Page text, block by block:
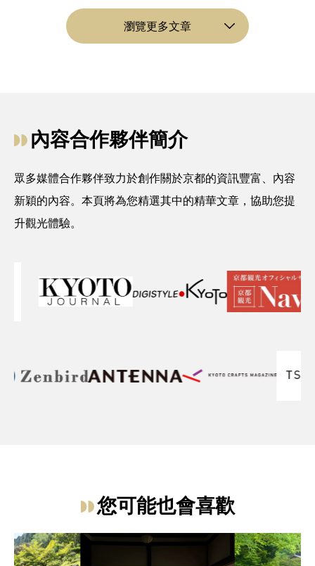
瀏覽更多文章
內容合作夥伴簡介
眾多媒體合作夥伴致力於創作關於京都的資訊豐富、內容
新穎的內容。本頁將為您精選其中的精華文章，協助您提
升觀光體驗。
您可能也會喜歡